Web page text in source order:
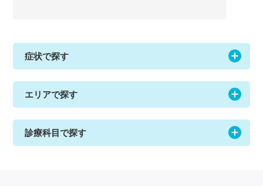
症状で探す
エリアで探す
診療科目で探す